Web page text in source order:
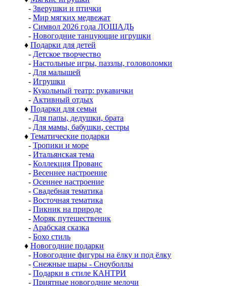
- Зверушки и птички
- Мир мягких медвежат
- Символ 2026 года ЛОШАДЬ
- Новогодние танцующие игрушки
♦ Подарки для детей
- Детское творчество
- Настольные игры, паззлы, головоломки
- Для малышей
- Игрушки
- Кукольный театр: рукавички
- Активный отдых
♦ Подарки для семьи
- Для папы, дедушки, брата
- Для мамы, бабушки, сестры
♦ Тематические подарки
- Тропики и море
- Итальянская тема
- Коллекция Прованс
- Весеннее настроение
- Осеннее настроение
- Свадебная тематика
- Восточная тематика
- Пикник на природе
- Моряк путешественик
- Арабская сказка
- Бохо стиль
♦ Новогодние подарки
- Новогодние фигуры на ёлку и под ёлку
- Снежные шары - Сноуболлы
- Подарки в стиле КАНТРИ
- Приятные новогодние мелочи